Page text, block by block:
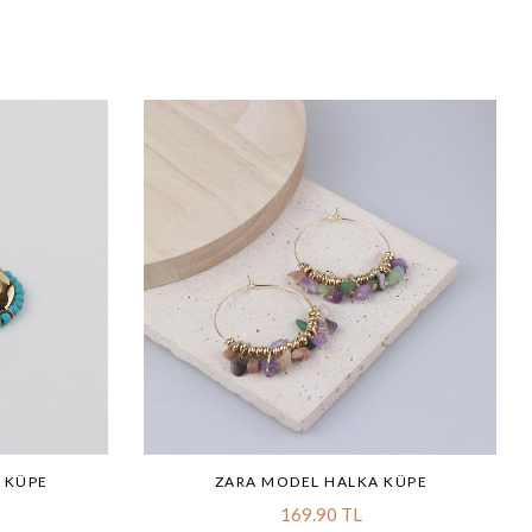
ZARA MODEL HALKA KÜPE
169.90 TL